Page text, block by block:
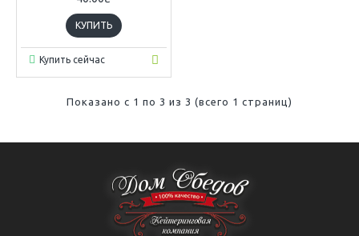
КУПИТЬ
Купить сейчас
Показано с 1 по 3 из 3 (всего 1 страниц)